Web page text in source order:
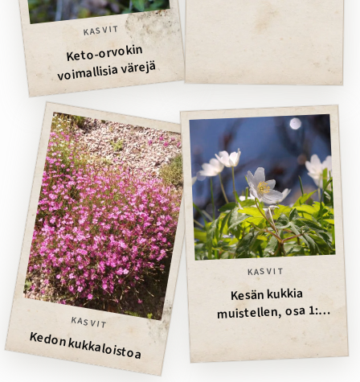
KASVIT
Keto-orvokin
voimallisia värejä
KASVIT
Kedon kukkaloistoa
KASVIT
Kesän kukkia
muistellen, osa 1: